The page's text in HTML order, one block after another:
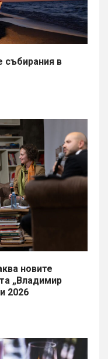
събирания в
новите
„Владимир
2026